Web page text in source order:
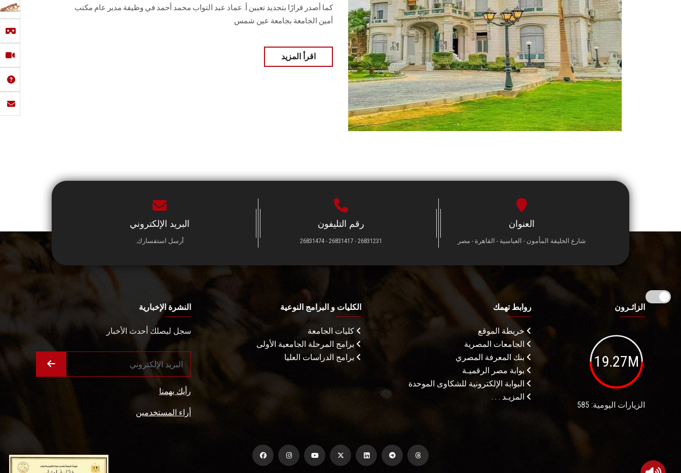
كما أصدر قرارًا بتجديد تعيين أ. عماد عبد التواب محمد أحمد في وظيفة مدير عام مكتب
أمين الجامعة بجامعة عين شمس
اقرأ المزيد
العنوان
شارع الخليفة المأمون - العباسية - القاهرة - مصر
رقم التليفون
26831231 - 26831417 - 26831474
البريد الإلكتروني
أرسل استفسارك.
الزائـرون
19.27M
الزيارات اليومية: 585
روابط تهمك
خريطة الموقع
الجامعات المصرية
بنك المعرفة المصري
بوابة مصر الرقميـة
البوابة الإلكترونية للشكاوى الموحدة
المزيـد . . .
الكليات و البرامج النوعية
كليات الجامعة
برامج المرحلة الجامعية الأولى
برامج الدراسات العليا
النشرة الإخبارية
سجل ليصلك أحدث الأخبار
رأيك يهمنا
أراء المستخدمين